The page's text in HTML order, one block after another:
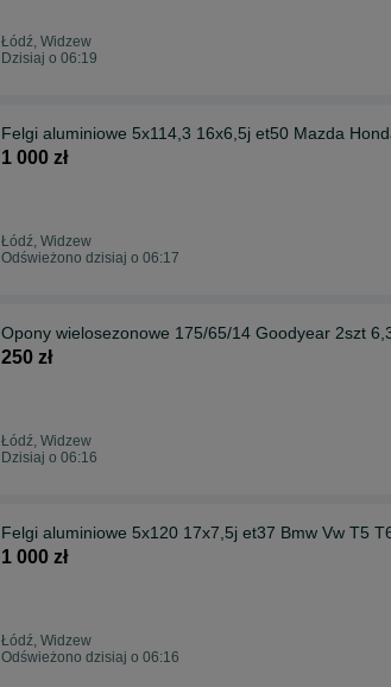
Łódź, Widzew
Dzisiaj o 06:19
Felgi aluminiowe 5x114,3 16x6,5j et50 Mazda
1 000 zł
Łódź, Widzew
Odświeżono dzisiaj o 06:17
Opony wielosezonowe 175/65/14 Goodyear 2szt
250 zł
Łódź, Widzew
Dzisiaj o 06:16
Felgi aluminiowe 5x120 17x7,5j et37 Bmw Vw T5
1 000 zł
Łódź, Widzew
Odświeżono dzisiaj o 06:16